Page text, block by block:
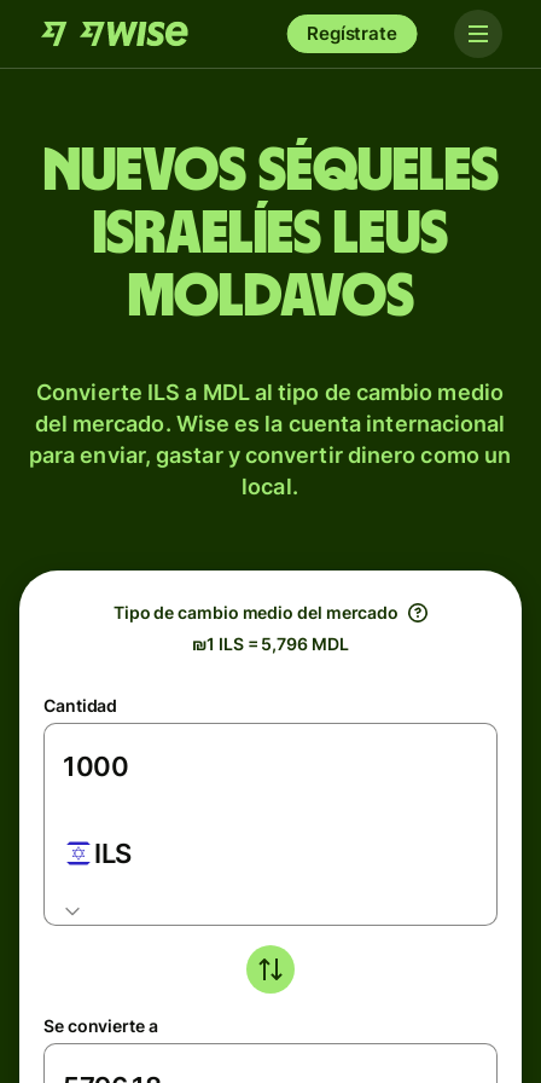
Regístrate
Nuevos séqueles
israelíes leus
moldavos
Convierte ILS a MDL al tipo de cambio medio
del mercado. Wise es la cuenta internacional
para enviar, gastar y convertir dinero como un
local.
Tipo de cambio medio del mercado
₪1 ILS = 5,796 MDL
Cantidad
ILS
Se convierte a